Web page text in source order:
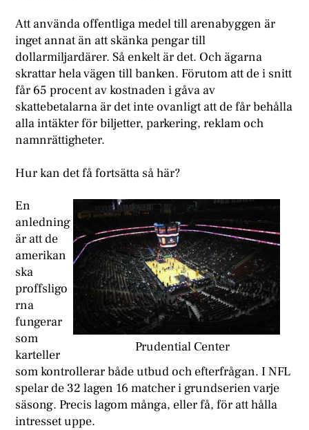
Att använda offentliga medel till arenabyggen är
inget annat än att skänka pengar till
dollarmiljardärer. Så enkelt är det. Och ägarna
skrattar hela vägen till banken. Förutom att de i snitt
får 65 procent av kostnaden i gåva av
skattebetalarna är det inte ovanligt att de får behålla
alla intäkter för biljetter, parkering, reklam och
namnrättigheter.
Hur kan det få fortsätta så här?
Prudential Center
En
anledning
är att de
amerikan
ska
proffsligo
rna
fungerar
som
karteller
som kontrollerar både utbud och efterfrågan. I NFL
spelar de 32 lagen 16 matcher i grundserien varje
säsong. Precis lagom många, eller få, för att hålla
intresset uppe.